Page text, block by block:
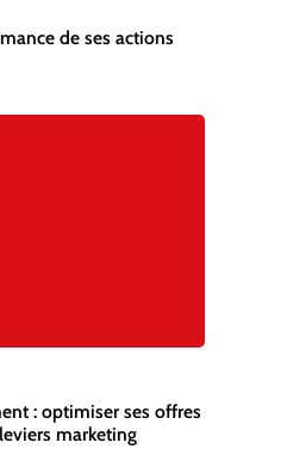
de ses actions
: optimiser ses offres
marketing